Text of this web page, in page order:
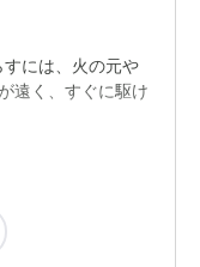
には、火の元や
遠く、すぐに駆け
る方の入居者に対
の事でした